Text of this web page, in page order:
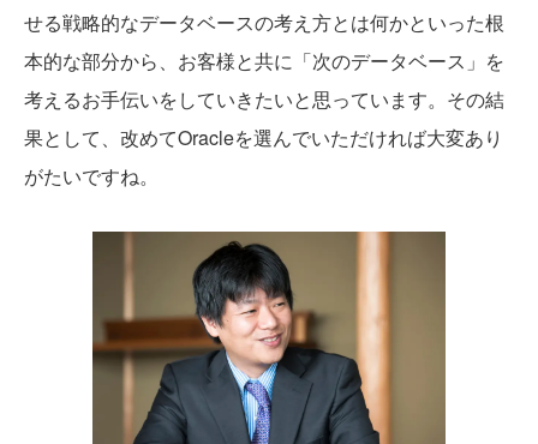
せる戦略的なデータベースの考え方とは何かといった根
本的な部分から、お客様と共に「次のデータベース」を
考えるお手伝いをしていきたいと思っています。その結
果として、改めてOracleを選んでいただければ大変あり
がたいですね。